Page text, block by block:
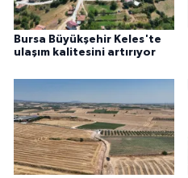
Bursa Büyükşehir Keles'te
ulaşım kalitesini artırıyor